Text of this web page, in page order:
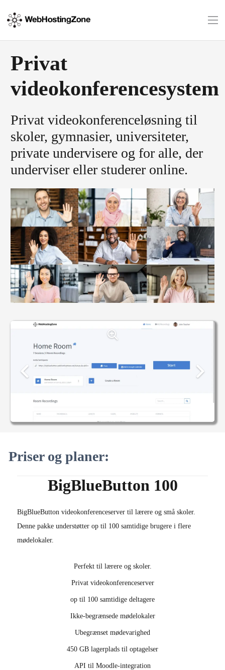
Privat
videokonferencesystem
Privat videokonferenceløsning til
skoler, gymnasier, universiteter,
private undervisere og for alle, der
underviser eller studerer online.
Priser og planer:
BigBlueButton 100
BigBlueButton videokonferenceserver til lærere og små skoler.
Denne pakke understøtter op til 100 samtidige brugere i flere
mødelokaler.
Perfekt til lærere og skoler.
Privat videokonferenceserver
op til 100 samtidige deltagere
Ikke-begrænsede mødelokaler
Ubegrænset mødevarighed
450 GB lagerplads til optagelser
API til Moodle-integration